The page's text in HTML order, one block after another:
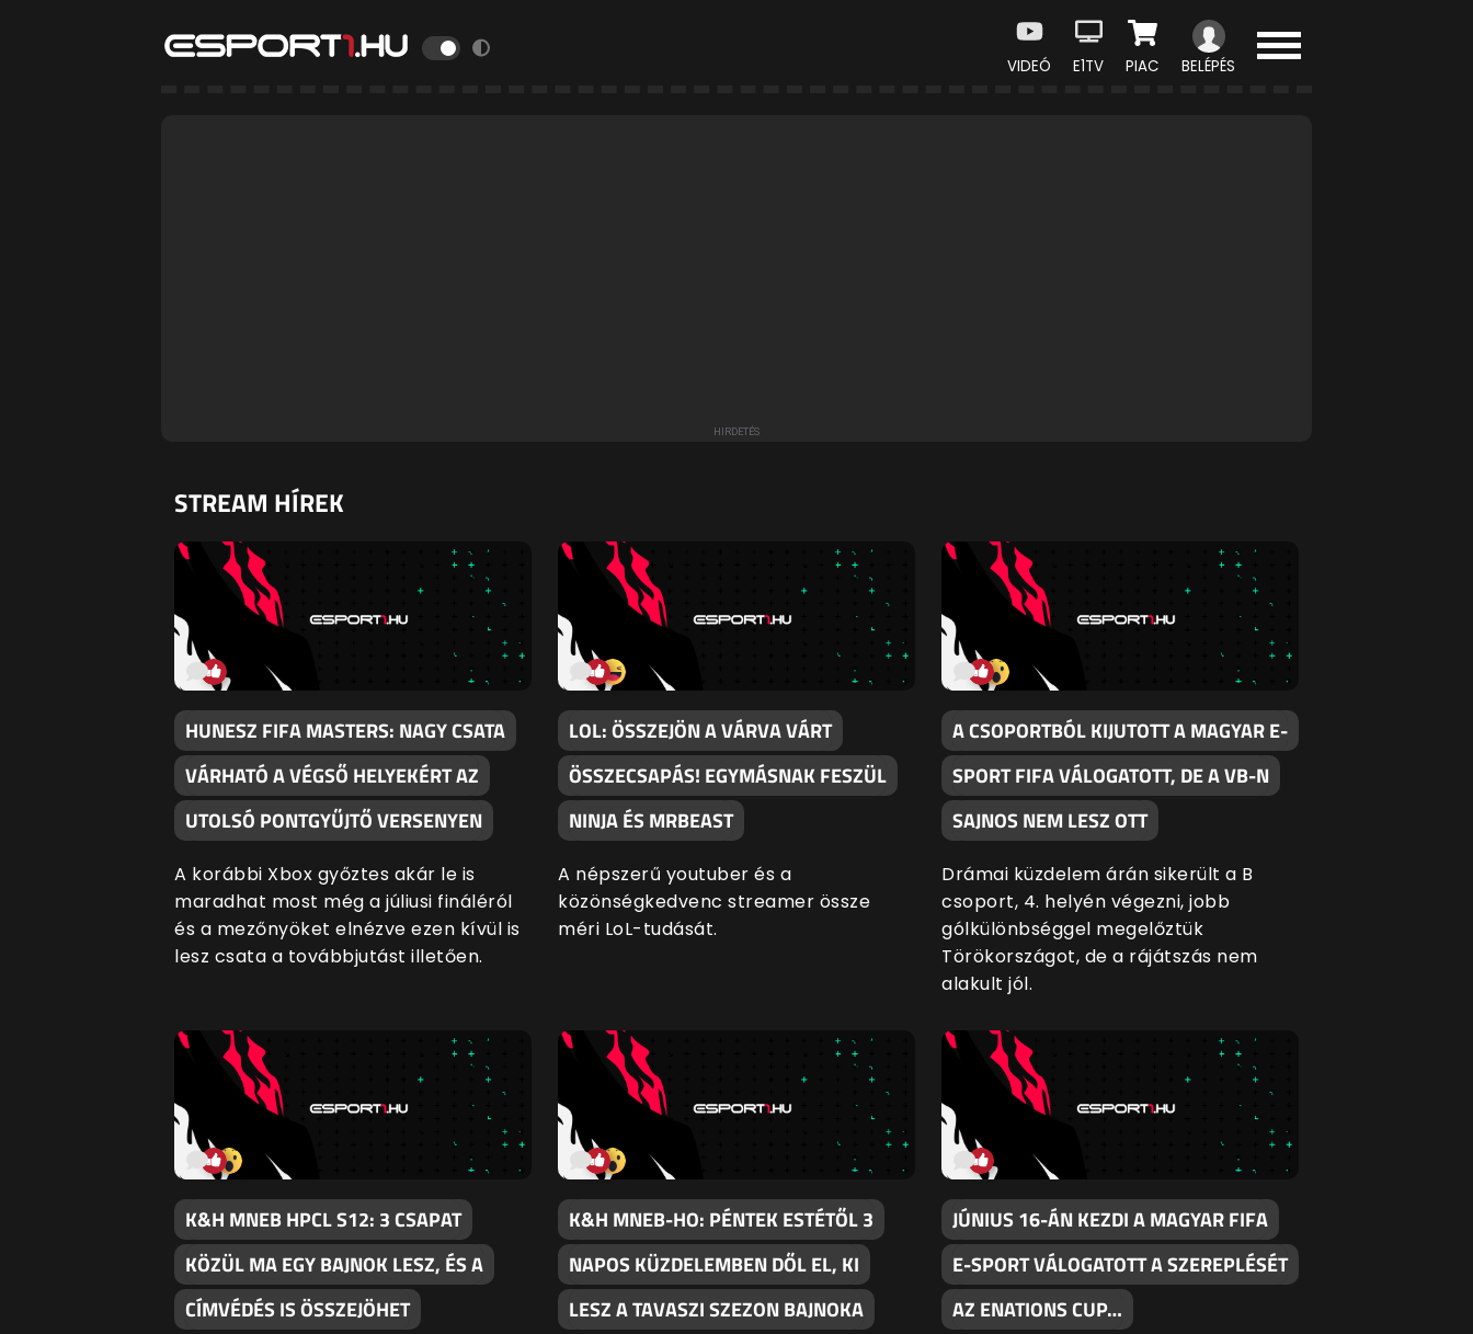
VIDEÓ E1TV PIAC BELÉPÉS
STREAM HÍREK
HUNESZ FIFA MASTERS: NAGY CSATA
VÁRHATÓ A VÉGSŐ HELYEKÉRT AZ
UTOLSÓ PONTGYŰJTŐ VERSENYEN
A korábbi Xbox győztes akár le is
maradhat most még a júliusi fináléról
és a mezőnyöket elnézve ezen kívül is
lesz csata a továbbjutást illetően.
LOL: ÖSSZEJÖN A VÁRVA VÁRT
ÖSSZECSAPÁS! EGYMÁSNAK FESZÜL
NINJA ÉS MRBEAST
A népszerű youtuber és a
közönségkedvenc streamer össze
méri LoL-tudását.
A CSOPORTBÓL KIJUTOTT A MAGYAR E-
SPORT FIFA VÁLOGATOTT, DE A VB-N
SAJNOS NEM LESZ OTT
Drámai küzdelem árán sikerült a B
csoport, 4. helyén végezni, jobb
gólkülönbséggel megelőztük
Törökországot, de a rájátszás nem
alakult jól.
K&H MNEB HPCL S12: 3 CSAPAT
KÖZÜL MA EGY BAJNOK LESZ, ÉS A
CÍMVÉDÉS IS ÖSSZEJÖHET
K&H MNEB-HO: PÉNTEK ESTÉTŐL 3
NAPOS KÜZDELEMBEN DŐL EL, KI
LESZ A TAVASZI SZEZON BAJNOKA
JÚNIUS 16-ÁN KEZDI A MAGYAR FIFA
E-SPORT VÁLOGATOTT A SZEREPLÉSÉT
AZ ENATIONS CUP…